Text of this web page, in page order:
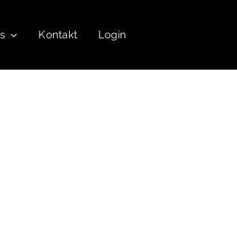
Kontakt Login